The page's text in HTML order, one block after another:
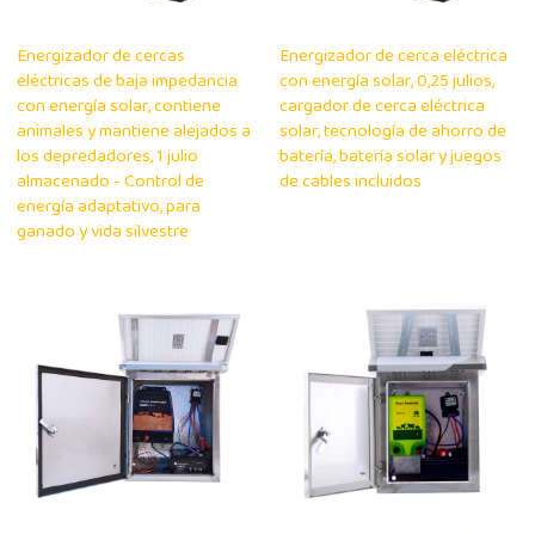
Energizador de cercas
eléctricas de baja impedancia
con energía solar, contiene
animales y mantiene alejados a
los depredadores, 1 julio
almacenado - Control de
energía adaptativo, para
ganado y vida silvestre
Energizador de cerca eléctrica
con energía solar, 0,25 julios,
cargador de cerca eléctrica
solar, tecnología de ahorro de
batería, batería solar y juegos
de cables incluidos